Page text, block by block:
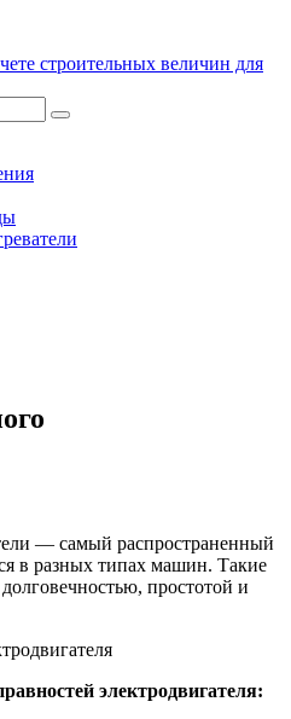
строительных величин для
— самый распространенный
в разных типах машин. Такие
простотой и
электродвигателя: